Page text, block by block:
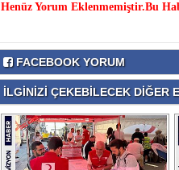
Henüz Yorum Eklenmemiştir.Bu
FACEBOOK YORUM
İLGİNİZİ ÇEKEBİLECEK DİĞER